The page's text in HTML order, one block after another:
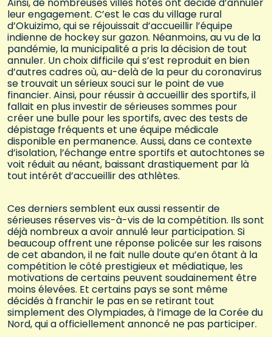
leur engagement. C’est le cas du village rural
d’Okuizimo, qui se réjouissait d’accueillir l’équipe
indienne de hockey sur gazon. Néanmoins, au vu de la
pandémie, la municipalité a pris la décision de tout
annuler. Un choix difficile qui s’est reproduit en bien
d’autres cadres où, au-delà de la peur du coronavirus
se trouvait un sérieux souci sur le point de vue
financier. Ainsi, pour réussir à accueillir des sportifs, il
fallait en plus investir de sérieuses sommes pour
créer une bulle pour les sportifs, avec des tests de
dépistage fréquents et une équipe médicale
disponible en permanence. Aussi, dans ce contexte
d’isolation, l’échange entre sportifs et autochtones se
voit réduit au néant, baissant drastiquement par là
tout intérêt d’accueillir des athlètes.
Ces derniers semblent eux aussi ressentir de
sérieuses réserves vis-à-vis de la compétition. Ils sont
déjà nombreux a avoir annulé leur participation. Si
beaucoup offrent une réponse policée sur les raisons
de cet abandon, il ne fait nulle doute qu’en ôtant à la
compétition le côté prestigieux et médiatique, les
motivations de certains peuvent soudainement être
moins élevées. Et certains pays se sont même
décidés à franchir le pas en se retirant tout
simplement des Olympiades, à l’image de la Corée du
Nord, qui a officiellement annoncé ne pas participer.